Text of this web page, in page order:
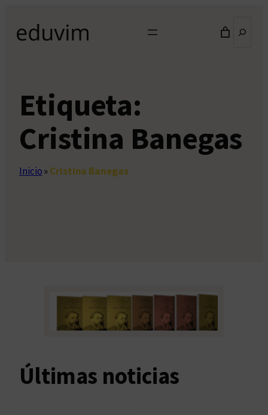
contenido
Etiqueta:
Cristina Banegas
Inicio»Cristina Banegas
Últimas noticias